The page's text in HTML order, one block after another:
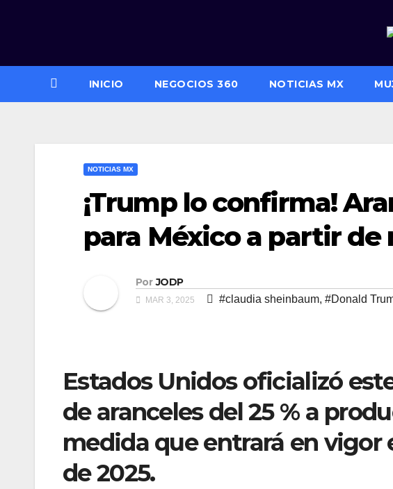
INICIO NEGOCIOS 360 NOTICIAS MX
NOTICIAS MX
¡Trump lo confirma!
para México a partir de
Por JODP
MAR 3, 2025 #claudia sheinbaum, #Donald
Estados Unidos oficializó
de aranceles del 25 % a
medida que entrará en vigor
de 2025.